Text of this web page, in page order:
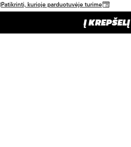
Patikrinti, kurioje parduotuvėje turime
Į KREPŠELĮ